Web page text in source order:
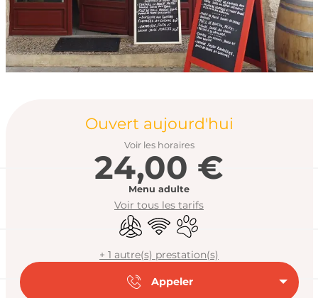
Ouverture et
Ouvert aujourd'hui
Voir les horaires
24,00 €
Menu adulte
Voir tous les tarifs
Air conditionné
WiFi Animaux acceptés
+ 1 autre(s) prestation(s)
Appeler